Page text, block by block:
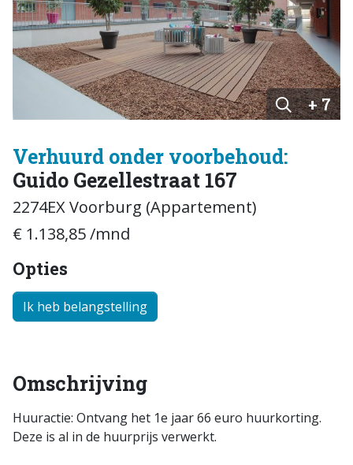
+ 7
Verhuurd onder voorbehoud:
Guido Gezellestraat 167
2274EX Voorburg (Appartement)
€ 1.138,85 /mnd
Opties
Ik heb belangstelling
Omschrijving
Huuractie: Ontvang het 1e jaar 66 euro huurkorting.
Deze is al in de huurprijs verwerkt.